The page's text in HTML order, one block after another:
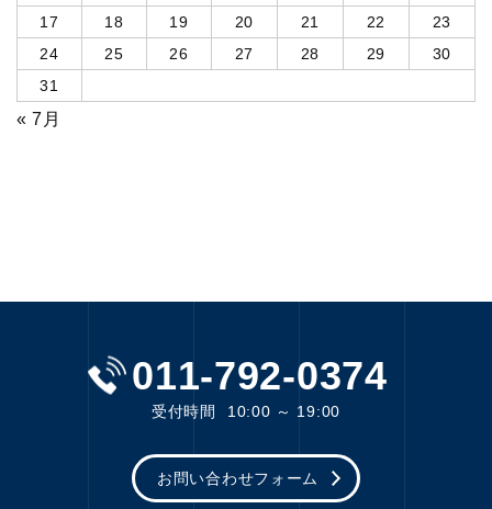
17
18 19 20 21 22
23
24
25 26 27 28 29
30
31
« 7月
011-792-0374
受付時間 10:00 ～ 19:00
お問い合わせフォーム